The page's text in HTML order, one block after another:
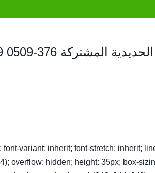
font-variant: inherit; font-stretch: inherit;
overflow: hidden; height: 35px; box-